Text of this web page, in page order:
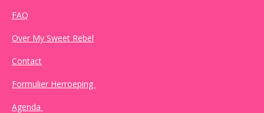
FAQ
Over My Sweet Rebel
Contact
Formulier Herroeping
Agenda